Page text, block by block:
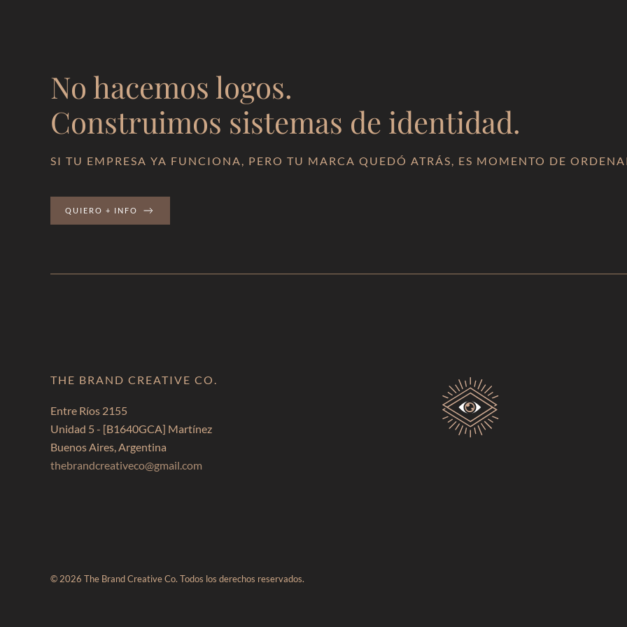
No hacemos logos.
Construimos sistemas de identidad.
SI TU EMPRESA YA FUNCIONA, PERO TU MARCA QUEDÓ ATRÁS, ES MOMENTO DE
QUIERO + INFO
THE BRAND CREATIVE CO.
Entre Ríos 2155
Unidad 5 - [B1640GCA] Martínez
Buenos Aires, Argentina
thebrandcreativeco@gmail.com
© 2026 The Brand Creative Co. Todos los derechos reservados.